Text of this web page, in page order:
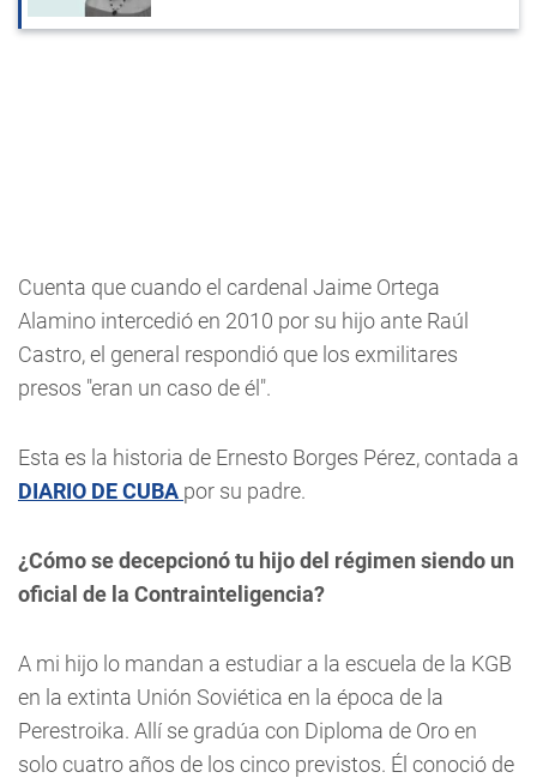
Cuenta que cuando el cardenal Jaime Ortega
Alamino intercedió en 2010 por su hijo ante Raúl
Castro, el general respondió que los exmilitares
presos "eran un caso de él".
Esta es la historia de Ernesto Borges Pérez, contada a
DIARIO DE CUBA por su padre.
¿Cómo se decepcionó tu hijo del régimen siendo un
oficial de la Contrainteligencia?
A mi hijo lo mandan a estudiar a la escuela de la KGB
en la extinta Unión Soviética en la época de la
Perestroika. Allí se gradúa con Diploma de Oro en
solo cuatro años de los cinco previstos. Él conoció de